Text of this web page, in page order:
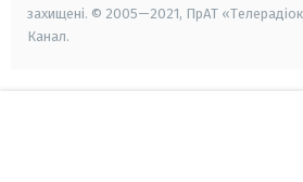
захищені. © 2005—2021, ПрАТ
Канал.